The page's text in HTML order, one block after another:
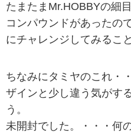
たまたまMr.HOBBYの細
コンパウンドがあったの
にチャレンジしてみること
ちなみにタミヤのこれ・
ザインと少し違う気がす
う。
未開封でした。・・・何